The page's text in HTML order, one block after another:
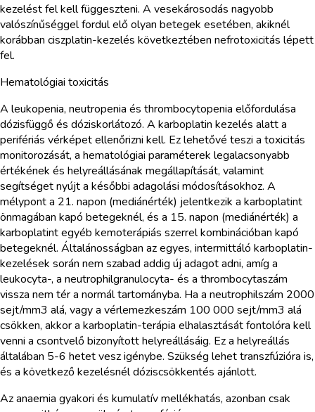
kezelést fel kell függeszteni. A vesekárosodás nagyobb
valószínűséggel fordul elő olyan betegek esetében, akiknél
korábban ciszplatin-kezelés következtében nefrotoxicitás lépett
fel.
Hematológiai toxicitás
A leukopenia, neutropenia és thrombocytopenia előfordulása
dózisfüggő és dóziskorlátozó. A karboplatin kezelés alatt a
perifériás vérképet ellenőrizni kell. Ez lehetővé teszi a toxicitás
monitorozását, a hematológiai paraméterek legalacsonyabb
értékének és helyreállásának megállapítását, valamint
segítséget nyújt a későbbi adagolási módosításokhoz. A
mélypont a 21. napon (mediánérték) jelentkezik a karboplatint
önmagában kapó betegeknél, és a 15. napon (mediánérték) a
karboplatint egyéb kemoterápiás szerrel kombinációban kapó
betegeknél. Általánosságban az egyes, intermittáló karboplatin-
kezelések során nem szabad addig új adagot adni, amíg a
leukocyta-, a neutrophilgranulocyta- és a thrombocytaszám
vissza nem tér a normál tartományba. Ha a neutrophilszám 2000
sejt/mm3 alá, vagy a vérlemezkeszám 100 000 sejt/mm3 alá
csökken, akkor a karboplatin-terápia elhalasztását fontolóra kell
venni a csontvelő bizonyított helyreállásáig. Ez a helyreállás
általában 5-6 hetet vesz igénybe. Szükség lehet transzfúzióra is,
és a következő kezelésnél dóziscsökkentés ajánlott.
Az anaemia gyakori és kumulatív mellékhatás, azonban csak